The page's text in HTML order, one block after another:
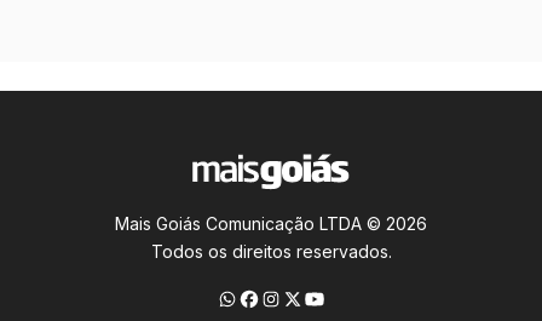
Mais Goiás Comunicação LTDA © 2026
Todos os direitos reservados.